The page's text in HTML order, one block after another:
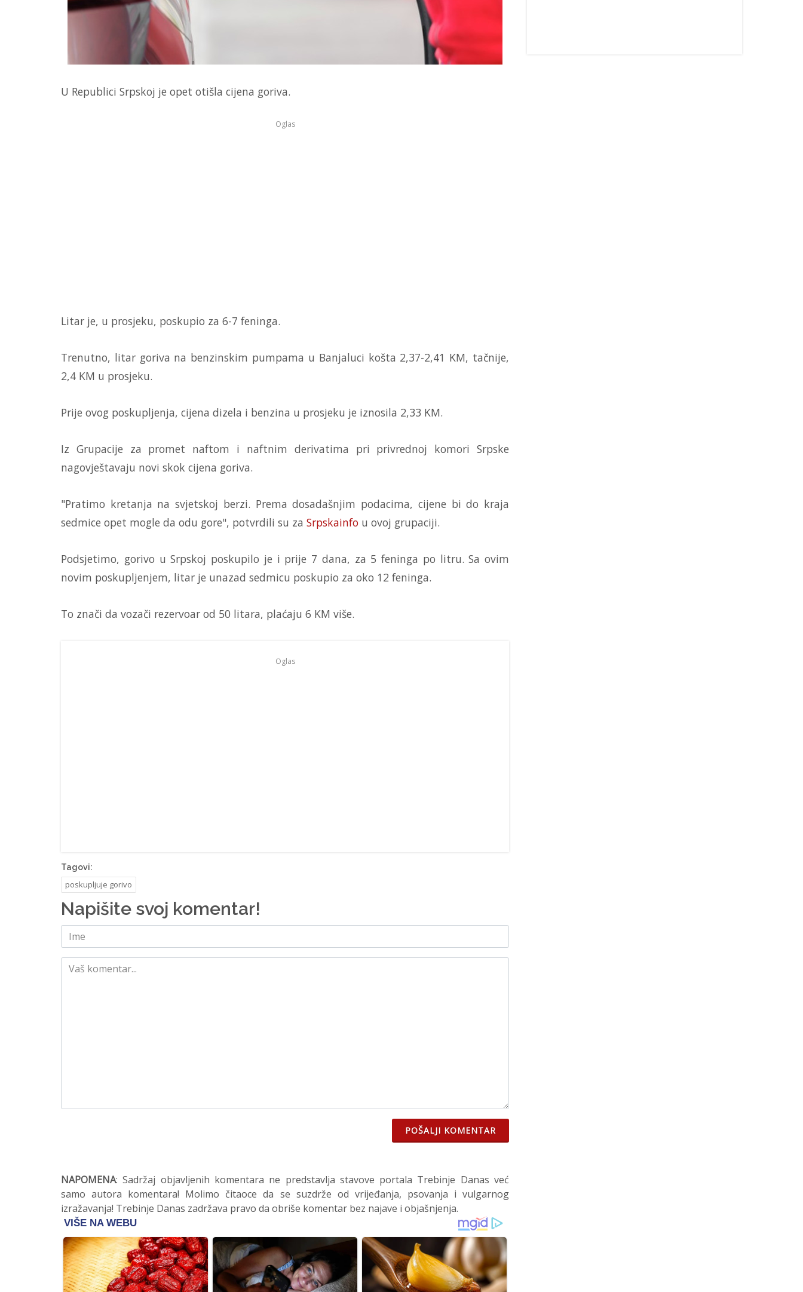
U Republici Srpskoj je opet otišla cijena goriva.
Oglas
Litar je, u prosjeku, poskupio za 6-7 feninga.
Trenutno, litar goriva na benzinskim pumpama u Banjaluci košta 2,37-2,41 KM, tačnije,
2,4 KM u prosjeku.
Prije ovog poskupljenja, cijena dizela i benzina u prosjeku je iznosila 2,33 KM.
Iz Grupacije za promet naftom i naftnim derivatima pri privrednoj komori Srpske
nagovještavaju novi skok cijena goriva.
"Pratimo kretanja na svjetskoj berzi. Prema dosadašnjim podacima, cijene bi do kraja
sedmice opet mogle da odu gore", potvrdili su za Srpskainfo u ovoj grupaciji.
Podsjetimo, gorivo u Srpskoj poskupilo je i prije 7 dana, za 5 feninga po litru. Sa ovim
novim poskupljenjem, litar je unazad sedmicu poskupio za oko 12 feninga.
To znači da vozači rezervoar od 50 litara, plaćaju 6 KM više.
Oglas
Tagovi:
poskupljuje gorivo
Napišite svoj komentar!
POŠALJI KOMENTAR
NAPOMENA: Sadržaj objavljenih komentara ne predstavlja stavove portala Trebinje Danas već
samo autora komentara! Molimo čitaoce da se suzdrže od vrijeđanja, psovanja i vulgarnog
izražavanja! Trebinje Danas zadržava pravo da obriše komentar bez najave i objašnjenja.